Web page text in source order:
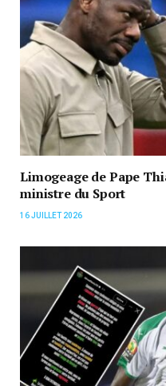
Limogeage de Pape
ministre du Sport
16 JUILLET 2026